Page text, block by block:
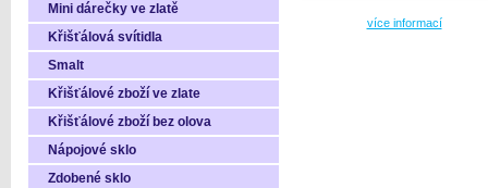
Mini dárečky ve zlatě
Křišťálová svítidla
Smalt
Křišťálové zboží ve zlate
Křišťálové zboží bez olova
Nápojové sklo
Zdobené sklo
více informací